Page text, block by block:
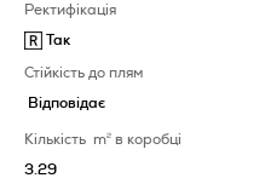
Ректифікація
Так
Стійкість до плям
Відповідає
Кількість m2 в коробці
3.29